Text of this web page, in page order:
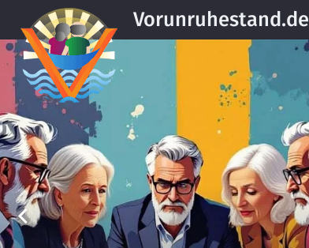
Vorunruhestand.de